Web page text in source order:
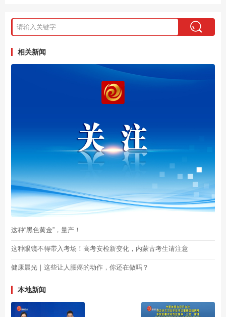
相关新闻
这种“黑色黄金”，量产！
这种眼镜不得带入考场！高考安检新变化，内蒙古考生请注意
健康晨光｜这些让人腰疼的动作，你还在做吗？
本地新闻